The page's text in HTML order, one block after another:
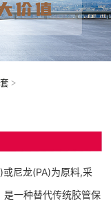
>
尼龙(PA)为原料,采
是一种替代传统胶管保